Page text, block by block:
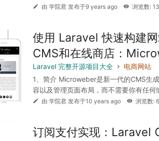
由 学院君 发布于9 years ago 浏览数:
使用 Laravel 快速构建
CMS和在线商店：
Laravel 完整开源项目大全
电商网站
1、简介 Microweber是新一代的CMS生
容以及管理页面布局，而不需要你有任何
由 学院君 发布于10 years ago 浏览数:
订阅支付实现：Laravel